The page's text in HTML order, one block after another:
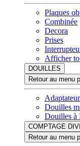
Plaques
Combinée
Decora
Prises
Afficher
DOUILLES
Retour au menu
Douilles
Douilles à
COMPTAGE
Retour au menu